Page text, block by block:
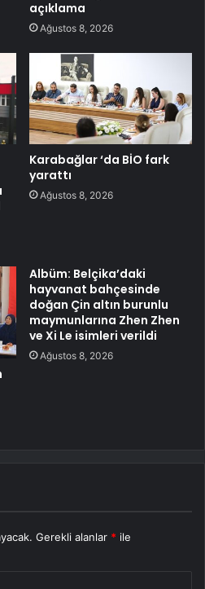
açıklama
Ağustos 8, 2026
Karabağlar ‘da BİO fark
yarattı
Ağustos 8, 2026
Albüm: Belçika’daki
hayvanat bahçesinde
doğan Çin altın burunlu
maymunlarına Zhen Zhen
ve Xi Le isimleri verildi
Ağustos 8, 2026
Gerekli alanlar * ile